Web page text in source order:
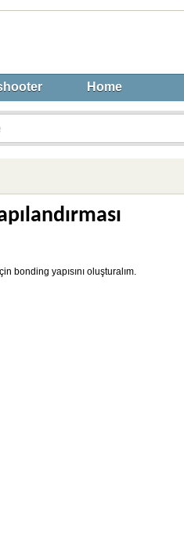
Home
bonding yapısını oluşturalım.